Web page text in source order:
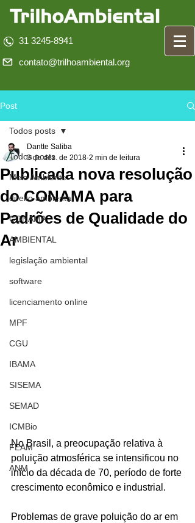
31 3245-8941
contato@trilhoambiental.org
Post
Todos posts
Meio Ambiente
direito ambiental
CONAMA
AMBIENTAL
legislação ambiental
software
licenciamento online
MPF
CGU
IBAMA
SISEMA
SEMAD
ICMBio
FEAM
ANM
Todos posts
Publicada nova resolução
do CONAMA para
Padrões de Qualidade do
Ar
Dantte Saliba
3 de dez. de 2018 2 min de leitura
No Brasil, a preocupação relativa à
poluição atmosférica se intensificou no
início da década de 70, período de forte
crescimento econômico e industrial.
Problemas de grave poluição do ar em